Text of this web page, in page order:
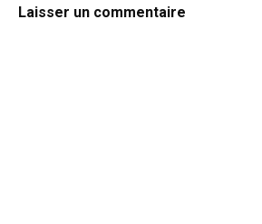
Laisser un commentaire